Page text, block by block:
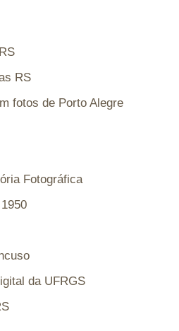
RS
fotos de Porto Alegre
Fotográfica
da UFRGS